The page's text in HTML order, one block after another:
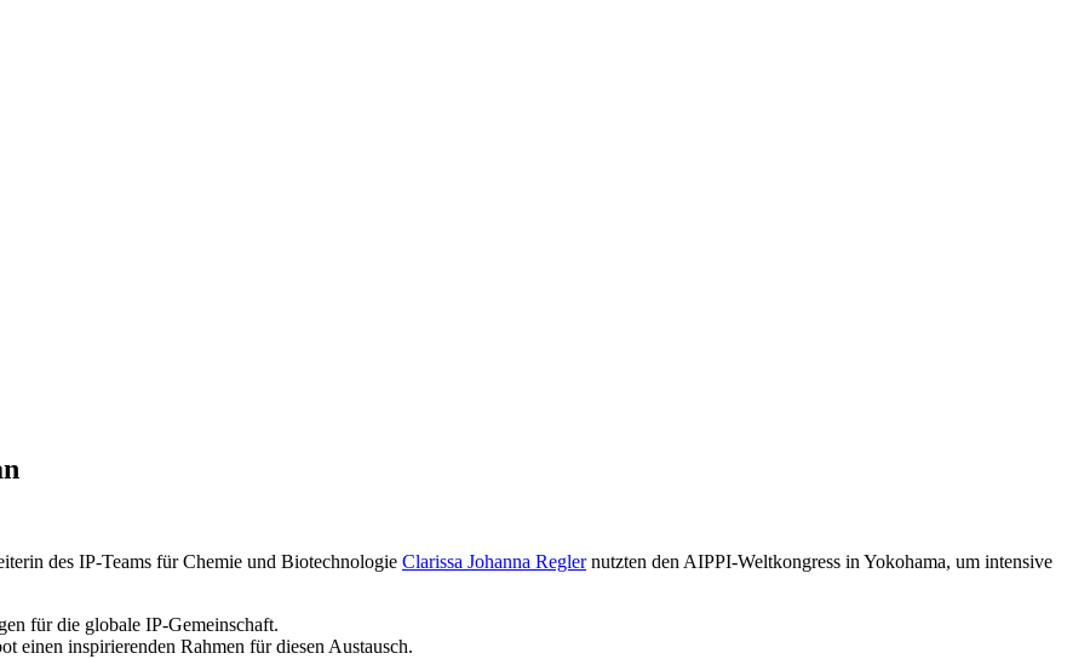
des IP-Teams für Chemie und Biotechnologie Clarissa Johanna Reglernutzten den AIPPI-Weltkongress in Yokohama, um intensive
für die globale IP-Gemeinschaft.
einen inspirierenden Rahmen für diesen Austausch.